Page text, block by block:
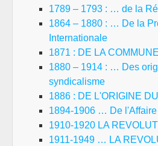
1789 – 1793 : … de la
1864 – 1880 : … De la
Internationale
1871 : DE LA
1880 – 1914 : … Des
syndicalisme
1886 : DE L'ORIGINE
1894-1906 … De l'Affaire
1910-1920 LA
1911-1949 … LA